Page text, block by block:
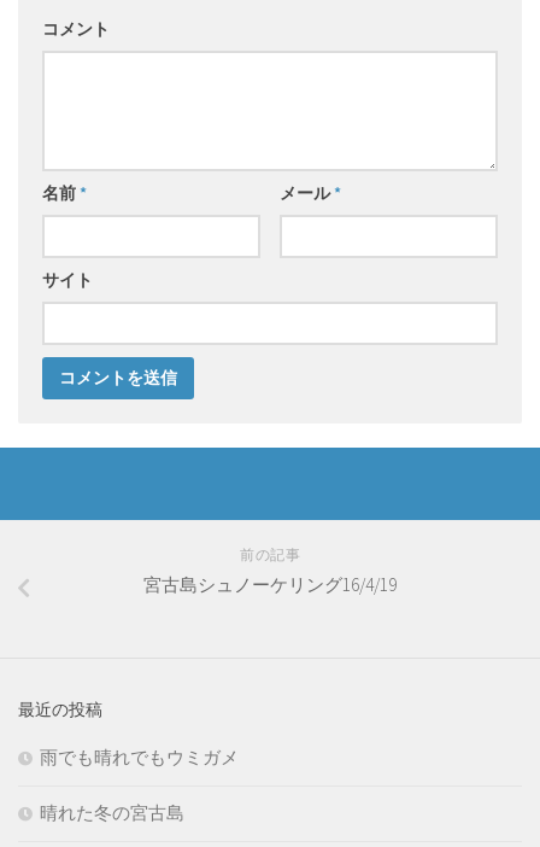
コメント
名前* メール*
サイト
前の記事
宮古島シュノーケリング16/4/19
最近の投稿
雨でも晴れでもウミガメ
晴れた冬の宮古島